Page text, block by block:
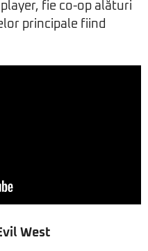
fie co-op alături
principale fiind
West